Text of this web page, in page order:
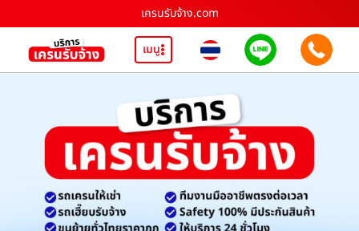
เครนรับจ้าง.com
เมนู